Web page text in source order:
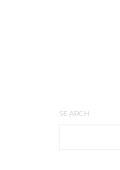
SEARCH